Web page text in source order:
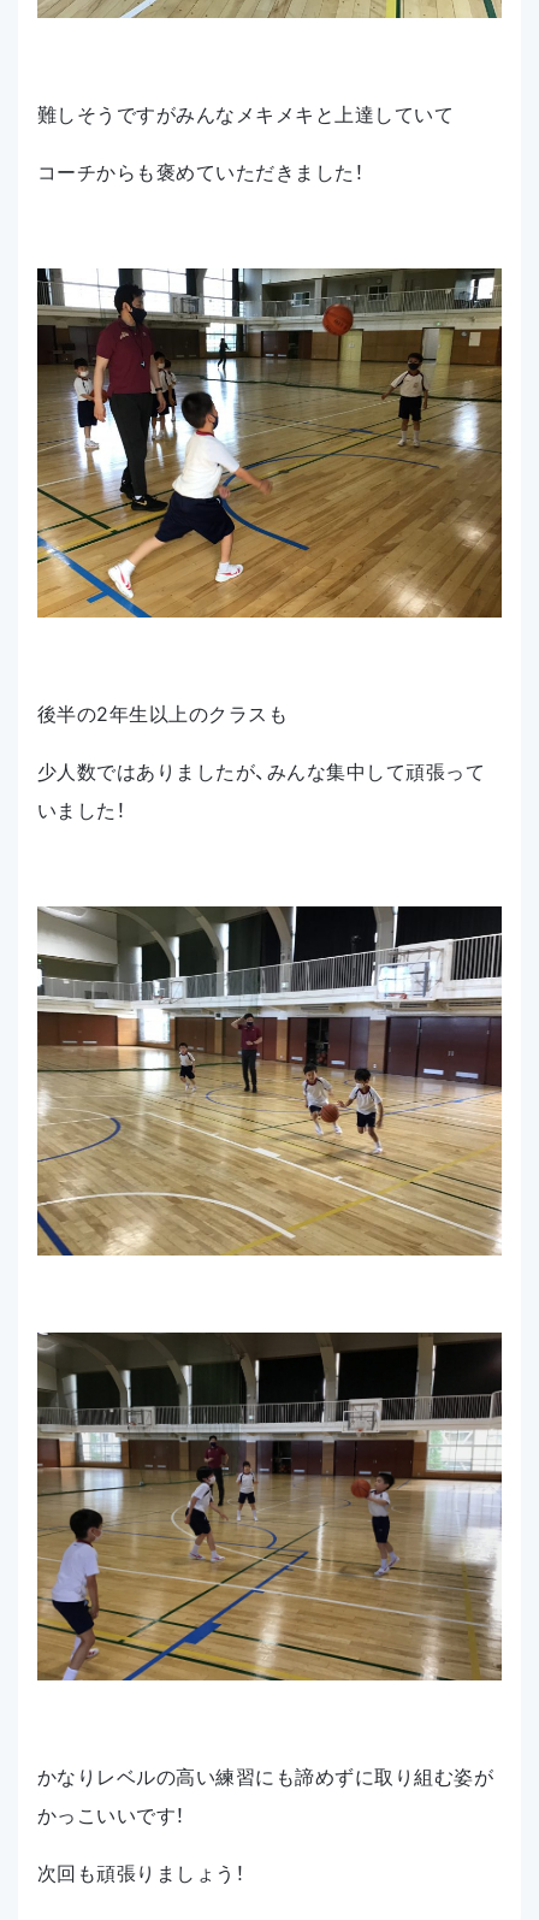
難しそうですがみんなメキメキと上達していて
コーチからも褒めていただきました！
後半の2年生以上のクラスも
少人数ではありましたが、みんな集中して頑張って
いました！
かなりレベルの高い練習にも諦めずに取り組む姿が
かっこいいです！
次回も頑張りましょう！